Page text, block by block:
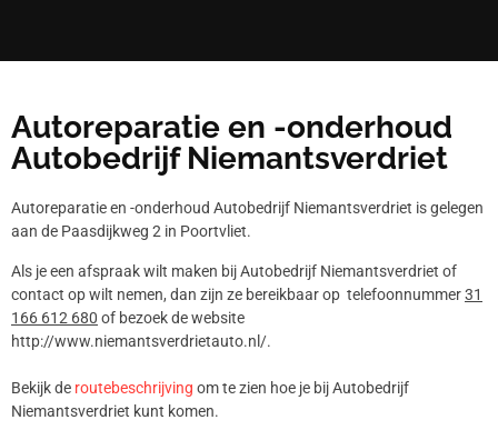
Autoreparatie en -onderhoud
Autobedrijf Niemantsverdriet
Autoreparatie en -onderhoud Autobedrijf Niemantsverdriet is gelegen
aan de Paasdijkweg 2 in Poortvliet.
Als je een afspraak wilt maken bij Autobedrijf Niemantsverdriet of
contact op wilt nemen, dan zijn ze bereikbaar op telefoonnummer31
166 612 680 of bezoek de website
http://www.niemantsverdrietauto.nl/.
Bekijk de routebeschrijving om te zien hoe je bij Autobedrijf
Niemantsverdriet kunt komen.